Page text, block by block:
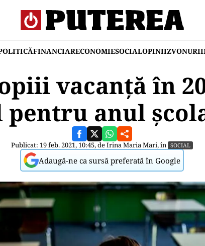
FINANCIARECONOMIESOCIALOPINIIZVONURI
vacanță în
pentru anul
Publicat: 19 feb. 2021, 10:45, deIrina Maria Mari, în SOCIAL
Adaugă-ne ca sursă preferată în Google